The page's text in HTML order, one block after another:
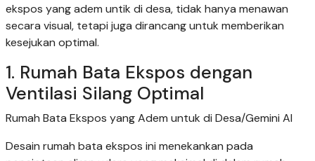
ekspos yang adem untik di desa, tidak hanya menawan
secara visual, tetapi juga dirancang untuk memberikan
kesejukan optimal.
1. Rumah Bata Ekspos dengan
Ventilasi Silang Optimal
Rumah Bata Ekspos yang Adem untuk di Desa/Gemini AI
Desain rumah bata ekspos ini menekankan pada